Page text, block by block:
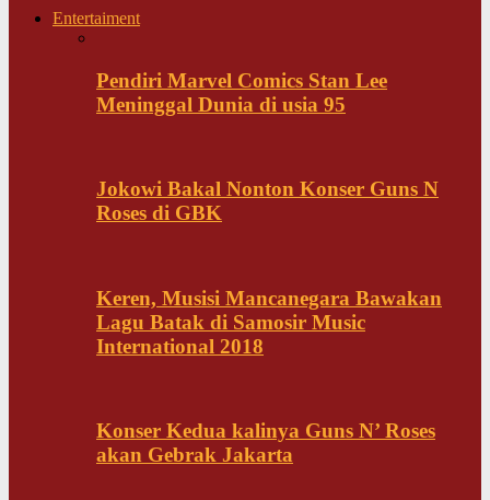
Entertaiment
Pendiri Marvel Comics Stan Lee
Meninggal Dunia di usia 95
Jokowi Bakal Nonton Konser Guns N
Roses di GBK
Keren, Musisi Mancanegara Bawakan
Lagu Batak di Samosir Music
International 2018
Konser Kedua kalinya Guns N’ Roses
akan Gebrak Jakarta